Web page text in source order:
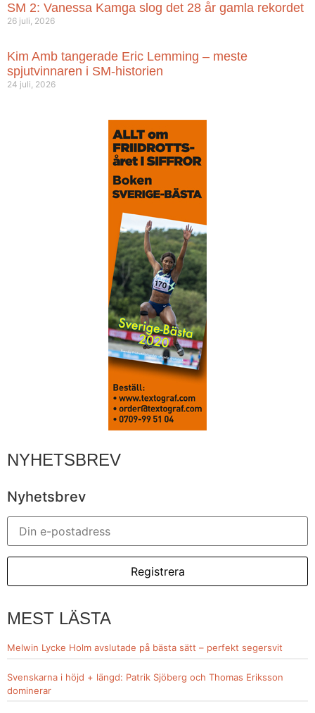
SM 2: Vanessa Kamga slog det 28 år gamla rekordet
26 juli, 2026
Kim Amb tangerade Eric Lemming – meste
spjutvinnaren i SM-historien
24 juli, 2026
NYHETSBREV
Nyhetsbrev
MEST LÄSTA
Melwin Lycke Holm avslutade på bästa sätt – perfekt segersvit
Svenskarna i höjd + längd: Patrik Sjöberg och Thomas Eriksson
dominerar